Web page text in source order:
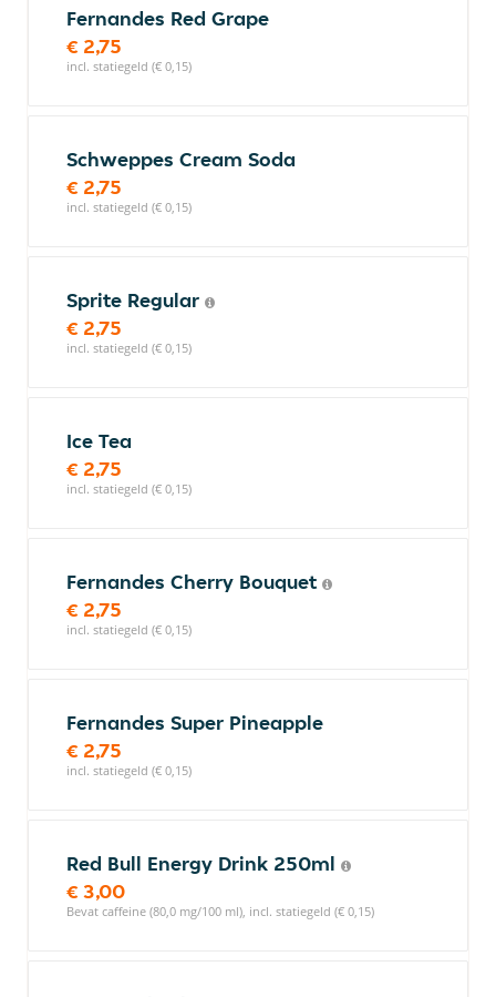
Fernandes Red Grape
€ 2,75
incl. statiegeld (€ 0,15)
Schweppes Cream Soda
€ 2,75
incl. statiegeld (€ 0,15)
Sprite Regular
€ 2,75
incl. statiegeld (€ 0,15)
Ice Tea
€ 2,75
incl. statiegeld (€ 0,15)
Fernandes Cherry Bouquet
€ 2,75
incl. statiegeld (€ 0,15)
Fernandes Super Pineapple
€ 2,75
incl. statiegeld (€ 0,15)
Red Bull Energy Drink 250ml
€ 3,00
Bevat caffeine (80,0 mg/100 ml), incl. statiegeld (€ 0,15)